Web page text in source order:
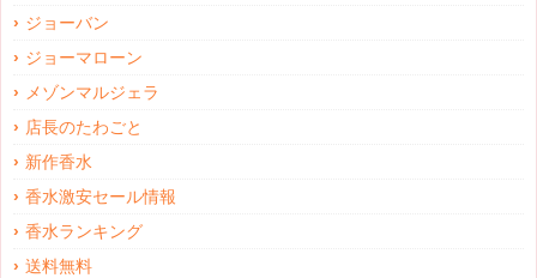
ジョーバン
ジョーマローン
メゾンマルジェラ
店長のたわごと
新作香水
香水激安セール情報
香水ランキング
送料無料